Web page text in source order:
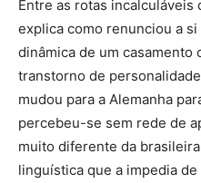
Entre as rotas
explica como renunciou a
dinâmica de um casamento
transtorno de
mudou para a Alemanha
percebeu-se sem rede de
muito diferente da
linguística que a impedia